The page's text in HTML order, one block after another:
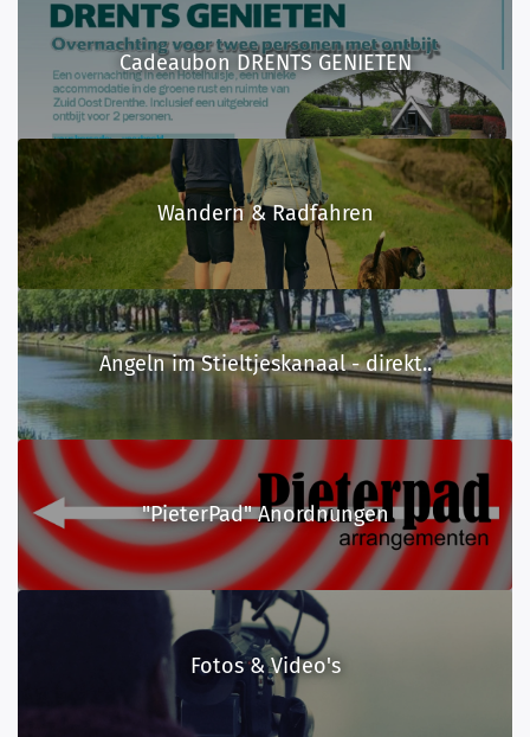
"PieterPad" Anordnungen
Wandern & Radfahren
Fotos & Video's
Cadeaubon DRENTS GENIETEN
Angeln im Stieltjeskanaal - direkt..